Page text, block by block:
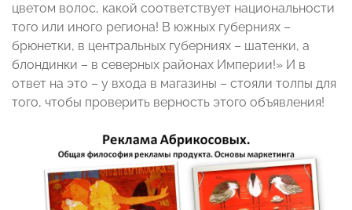
цветом волос, какой соответствует национальности
того или иного региона! В южных губерниях –
брюнетки, в центральных губерниях – шатенки, а
блондинки – в северных районах Империи!» И в
ответ на это – у входа в магазины – стояли толпы для
того, чтобы проверить верность этого объявления!